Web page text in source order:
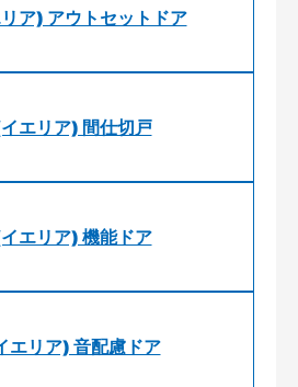
ア) アウトセットドア
エリア) 間仕切戸
エリア) 機能ドア
リア) 音配慮ドア